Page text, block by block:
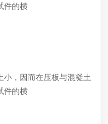
件的横
小，因而在压板与混凝土
件的横